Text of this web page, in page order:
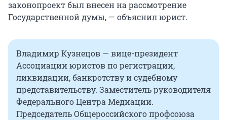
законопроект был внесен на рассмотрение
Государственной думы, — объяснил юрист.
Владимир Кузнецов — вице-президент
Ассоциации юристов по регистрации,
ликвидации, банкротству и судебному
представительству. Заместитель руководителя
Федерального Центра Медиации.
Председатель Общероссийского профсоюза